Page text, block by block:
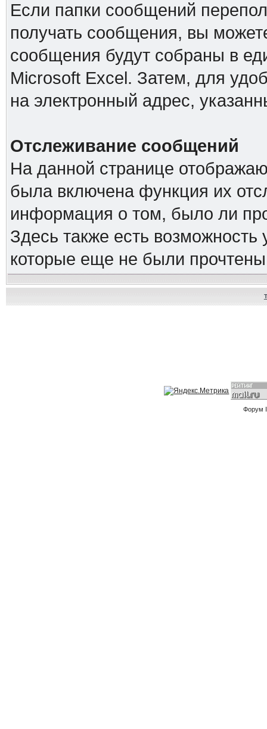
Если папки сообщений
получать сообщения, вы
сообщения будут собраны в
Microsoft Excel. Затем, для
на электронный адрес,
Отслеживание сообщений
На данной странице
была включена функция их
информация о том, было ли
Здесь также есть
которые еще не были
Форум